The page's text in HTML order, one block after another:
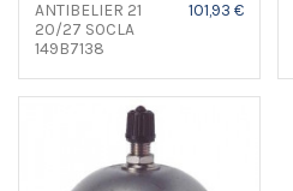
ANTIBELIER 21
20/27 SOCLA
149B7138
101,93 €